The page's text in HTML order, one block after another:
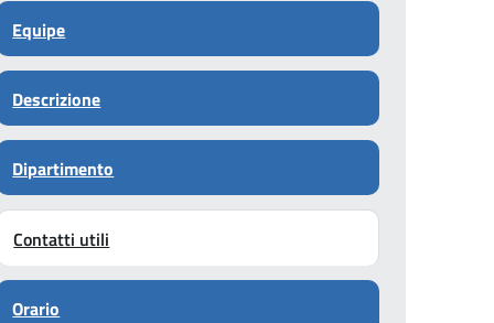
Equipe
Descrizione
Dipartimento
Contatti utili
Orario